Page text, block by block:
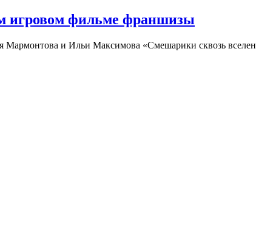
игровом фильме франшизы
Мармонтова и Ильи Максимова «Смешарики сквозь